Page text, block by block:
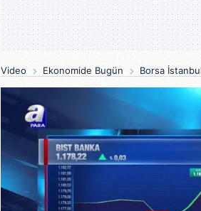
Video Ekonomide Bugün Borsa